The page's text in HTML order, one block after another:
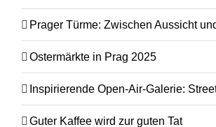
Prager Türme: Zwischen Aussicht
Ostermärkte in Prag 2025
Inspirierende Open-Air-Galerie:
Guter Kaffee wird zur guten Tat